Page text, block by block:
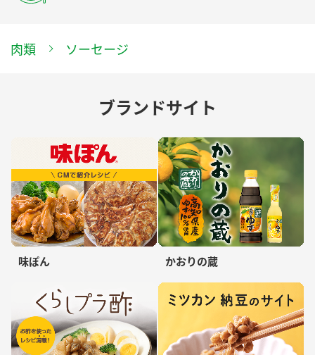
肉類 ソーセージ
ブランドサイト
味ぽん かおりの蔵